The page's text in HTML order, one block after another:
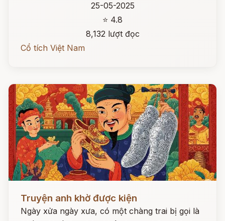
25-05-2025
⭐ 4.8
8,132 lượt đọc
Cổ tích Việt Nam
Truyện anh khờ được kiện
Ngày xửa ngày xưa, có một chàng trai bị gọi là